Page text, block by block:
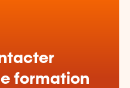
formation